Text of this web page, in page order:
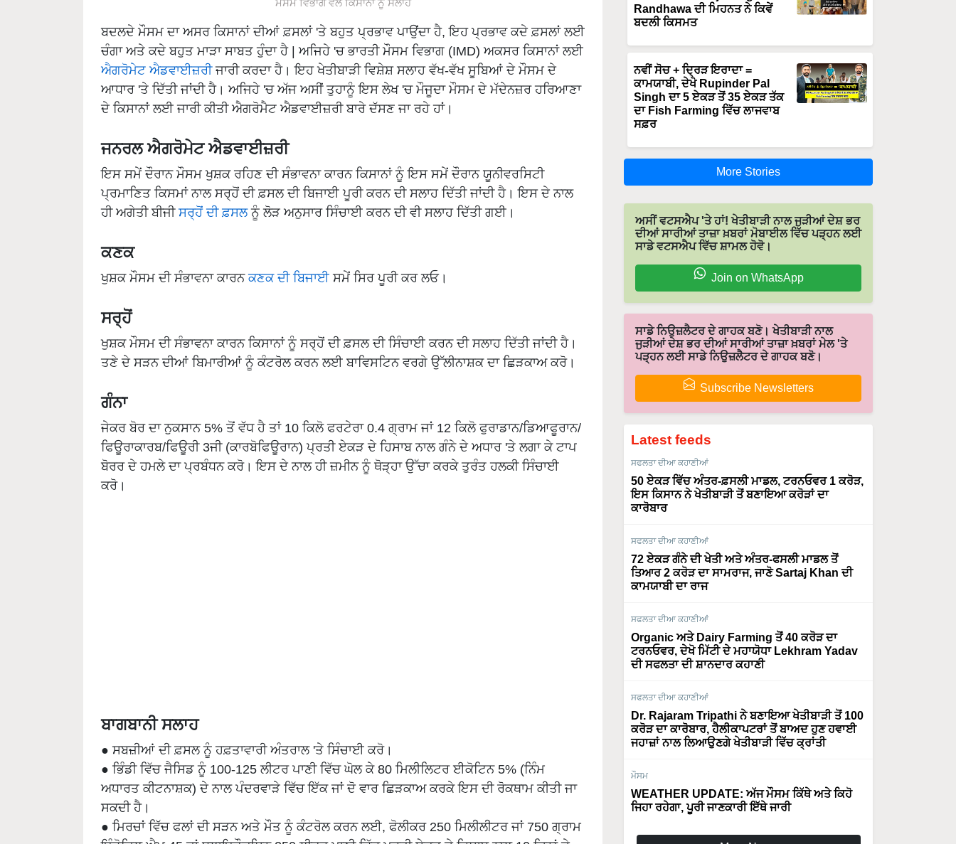
ਮੌਸਮ ਵਿਭਾਗ ਵੱਲੋਂ ਕਿਸਾਨਾਂ ਨੂੰ ਸਲਾਹ
ਬਦਲਦੇ ਮੌਸਮ ਦਾ ਅਸਰ ਕਿਸਾਨਾਂ ਦੀਆਂ ਫ਼ਸਲਾਂ 'ਤੇ ਬਹੁਤ ਪ੍ਰਭਾਵ ਪਾਉਂਦਾ ਹੈ, ਇਹ ਪ੍ਰਭਾਵ ਕਦੇ ਫ਼ਸਲਾਂ ਲਈ
ਚੰਗਾ ਅਤੇ ਕਦੇ ਬਹੁਤ ਮਾੜਾ ਸਾਬਤ ਹੁੰਦਾ ਹੈ | ਅਜਿਹੇ 'ਚ ਭਾਰਤੀ ਮੌਸਮ ਵਿਭਾਗ (IMD) ਅਕਸਰ ਕਿਸਾਨਾਂ ਲਈ
ਐਗਰੋਮੇਟ ਐਡਵਾਈਜ਼ਰੀਜਾਰੀ ਕਰਦਾ ਹੈ। ਇਹ ਖੇਤੀਬਾੜੀ ਵਿਸ਼ੇਸ਼ ਸਲਾਹ ਵੱਖ-ਵੱਖ ਸੂਬਿਆਂ ਦੇ ਮੌਸਮ ਦੇ
ਆਧਾਰ 'ਤੇ ਦਿੱਤੀ ਜਾਂਦੀ ਹੈ। ਅਜਿਹੇ 'ਚ ਅੱਜ ਅਸੀਂ ਤੁਹਾਨੂੰ ਇਸ ਲੇਖ 'ਚ ਮੌਜੂਦਾ ਮੌਸਮ ਦੇ ਮੱਦੇਨਜ਼ਰ ਹਰਿਆਣਾ
ਦੇ ਕਿਸਾਨਾਂ ਲਈ ਜਾਰੀ ਕੀਤੀ ਐਗਰੋਮੈਟ ਐਡਵਾਈਜ਼ਰੀ ਬਾਰੇ ਦੱਸਣ ਜਾ ਰਹੇ ਹਾਂ।
ਜਨਰਲ ਐਗਰੋਮੇਟ ਐਡਵਾਈਜ਼ਰੀ
ਇਸ ਸਮੇਂ ਦੌਰਾਨ ਮੌਸਮ ਖੁਸ਼ਕ ਰਹਿਣ ਦੀ ਸੰਭਾਵਨਾ ਕਾਰਨ ਕਿਸਾਨਾਂ ਨੂੰ ਇਸ ਸਮੇਂ ਦੌਰਾਨ ਯੂਨੀਵਰਸਿਟੀ
ਪ੍ਰਮਾਣਿਤ ਕਿਸਮਾਂ ਨਾਲ ਸਰ੍ਹੋਂ ਦੀ ਫ਼ਸਲ ਦੀ ਬਿਜਾਈ ਪੂਰੀ ਕਰਨ ਦੀ ਸਲਾਹ ਦਿੱਤੀ ਜਾਂਦੀ ਹੈ। ਇਸ ਦੇ ਨਾਲ
ਹੀ ਅਗੇਤੀ ਬੀਜੀਸਰ੍ਹੋਂ ਦੀ ਫ਼ਸਲਨੂੰ ਲੋੜ ਅਨੁਸਾਰ ਸਿੰਚਾਈ ਕਰਨ ਦੀ ਵੀ ਸਲਾਹ ਦਿੱਤੀ ਗਈ।
ਕਣਕ
ਖੁਸ਼ਕ ਮੌਸਮ ਦੀ ਸੰਭਾਵਨਾ ਕਾਰਨਕਣਕ ਦੀ ਬਿਜਾਈ ਸਮੇਂ ਸਿਰ ਪੂਰੀ ਕਰ ਲਓ।
ਸਰ੍ਹੋਂ
ਖੁਸ਼ਕ ਮੌਸਮ ਦੀ ਸੰਭਾਵਨਾ ਕਾਰਨ ਕਿਸਾਨਾਂ ਨੂੰ ਸਰ੍ਹੋਂ ਦੀ ਫ਼ਸਲ ਦੀ ਸਿੰਚਾਈ ਕਰਨ ਦੀ ਸਲਾਹ ਦਿੱਤੀ ਜਾਂਦੀ ਹੈ।
ਤਣੇ ਦੇ ਸੜਨ ਦੀਆਂ ਬਿਮਾਰੀਆਂ ਨੂੰ ਕੰਟਰੋਲ ਕਰਨ ਲਈ ਬਾਵਿਸਟਿਨ ਵਰਗੇ ਉੱਲੀਨਾਸ਼ਕ ਦਾ ਛਿੜਕਾਅ ਕਰੋ।
ਗੰਨਾ
ਜੇਕਰ ਬੋਰ ਦਾ ਨੁਕਸਾਨ 5% ਤੋਂ ਵੱਧ ਹੈ ਤਾਂ 10 ਕਿਲੋ ਫਰਟੇਰਾ 0.4 ਗ੍ਰਾਮ ਜਾਂ 12 ਕਿਲੋ ਫੁਰਾਡਾਨ/ਡਿਆਫੂਰਾਨ/
ਫਿਊਰਾਕਾਰਬ/ਫਿਊਰੀ 3ਜੀ (ਕਾਰਬੋਫਿਊਰਾਨ) ਪ੍ਰਤੀ ਏਕੜ ਦੇ ਹਿਸਾਬ ਨਾਲ ਗੰਨੇ ਦੇ ਅਧਾਰ 'ਤੇ ਲਗਾ ਕੇ ਟਾਪ
ਬੋਰਰ ਦੇ ਹਮਲੇ ਦਾ ਪ੍ਰਬੰਧਨ ਕਰੋ। ਇਸ ਦੇ ਨਾਲ ਹੀ ਜ਼ਮੀਨ ਨੂੰ ਥੋੜ੍ਹਾ ਉੱਚਾ ਕਰਕੇ ਤੁਰੰਤ ਹਲਕੀ ਸਿੰਚਾਈ
ਕਰੋ।
ਬਾਗਬਾਨੀ ਸਲਾਹ
● ਸਬਜ਼ੀਆਂ ਦੀ ਫ਼ਸਲ ਨੂੰ ਹਫ਼ਤਾਵਾਰੀ ਅੰਤਰਾਲ 'ਤੇ ਸਿੰਚਾਈ ਕਰੋ।
● ਭਿੰਡੀ ਵਿੱਚ ਜੈਸਿਡ ਨੂੰ 100-125 ਲੀਟਰ ਪਾਣੀ ਵਿੱਚ ਘੋਲ ਕੇ 80 ਮਿਲੀਲਿਟਰ ਈਕੋਟਿਨ 5% (ਨਿੰਮ
ਅਧਾਰਤ ਕੀਟਨਾਸ਼ਕ) ਦੇ ਨਾਲ ਪੰਦਰਵਾੜੇ ਵਿੱਚ ਇੱਕ ਜਾਂ ਦੋ ਵਾਰ ਛਿੜਕਾਅ ਕਰਕੇ ਇਸ ਦੀ ਰੋਕਥਾਮ ਕੀਤੀ ਜਾ
ਸਕਦੀ ਹੈ।
● ਮਿਰਚਾਂ ਵਿੱਚ ਫਲਾਂ ਦੀ ਸੜਨ ਅਤੇ ਮੌਤ ਨੂੰ ਕੰਟਰੋਲ ਕਰਨ ਲਈ, ਫੋਲੀਕਰ 250 ਮਿਲੀਲੀਟਰ ਜਾਂ 750 ਗ੍ਰਾਮ
Randhawa ਦੀ ਮਿਹਨਤ ਨੇ ਕਿਵੇਂ
ਬਦਲੀ ਕਿਸਮਤ
ਨਵੀਂ ਸੋਚ + ਦ੍ਰਿੜ ਇਰਾਦਾ =
ਕਾਮਯਾਬੀ, ਦੇਖੋ Rupinder Pal
Singh ਦਾ 5 ਏਕੜ ਤੋਂ 35 ਏਕੜ ਤੱਕ
ਦਾ Fish Farming ਵਿੱਚ ਲਾਜਵਾਬ
ਸਫ਼ਰ
More Stories
ਅਸੀਂ ਵਟਸਐਪ 'ਤੇ ਹਾਂ! ਖੇਤੀਬਾੜੀ ਨਾਲ ਜੁੜੀਆਂ ਦੇਸ਼ ਭਰ
ਦੀਆਂ ਸਾਰੀਆਂ ਤਾਜ਼ਾ ਖ਼ਬਰਾਂ ਮੋਬਾਈਲ ਵਿੱਚ ਪੜ੍ਹਨ ਲਈ
ਸਾਡੇ ਵਟਸਐਪ ਵਿੱਚ ਸ਼ਾਮਲ ਹੋਵੋ।
Join on WhatsApp
ਸਾਡੇ ਨਿਉਜ਼ਲੈਟਰ ਦੇ ਗਾਹਕ ਬਣੋ। ਖੇਤੀਬਾੜੀ ਨਾਲ
ਜੁੜੀਆਂ ਦੇਸ਼ ਭਰ ਦੀਆਂ ਸਾਰੀਆਂ ਤਾਜ਼ਾ ਖ਼ਬਰਾਂ ਮੇਲ 'ਤੇ
ਪੜ੍ਹਨ ਲਈ ਸਾਡੇ ਨਿਉਜ਼ਲੈਟਰ ਦੇ ਗਾਹਕ ਬਣੋ।
Subscribe Newsletters
Latest feeds
ਸਫਲਤਾ ਦੀਆ ਕਹਾਣੀਆਂ
50 ਏਕੜ ਵਿੱਚ ਅੰਤਰ-ਫ਼ਸਲੀ ਮਾਡਲ, ਟਰਨਓਵਰ 1 ਕਰੋੜ,
ਇਸ ਕਿਸਾਨ ਨੇ ਖੇਤੀਬਾੜੀ ਤੋਂ ਬਣਾਇਆ ਕਰੋੜਾਂ ਦਾ
ਕਾਰੋਬਾਰ
ਸਫਲਤਾ ਦੀਆ ਕਹਾਣੀਆਂ
72 ਏਕੜ ਗੰਨੇ ਦੀ ਖੇਤੀ ਅਤੇ ਅੰਤਰ-ਫਸਲੀ ਮਾਡਲ ਤੋਂ
ਤਿਆਰ 2 ਕਰੋੜ ਦਾ ਸਾਮਰਾਜ, ਜਾਣੋ Sartaj Khan ਦੀ
ਕਾਮਯਾਬੀ ਦਾ ਰਾਜ
ਸਫਲਤਾ ਦੀਆ ਕਹਾਣੀਆਂ
Organic ਅਤੇ Dairy Farming ਤੋਂ 40 ਕਰੋੜ ਦਾ
ਟਰਨਓਵਰ, ਦੇਖੋ ਮਿੱਟੀ ਦੇ ਮਹਾਯੋਧਾ Lekhram Yadav
ਦੀ ਸਫਲਤਾ ਦੀ ਸ਼ਾਨਦਾਰ ਕਹਾਣੀ
ਸਫਲਤਾ ਦੀਆ ਕਹਾਣੀਆਂ
Dr. Rajaram Tripathi ਨੇ ਬਣਾਇਆ ਖੇਤੀਬਾੜੀ ਤੋਂ 100
ਕਰੋੜ ਦਾ ਕਾਰੋਬਾਰ, ਹੈਲੀਕਾਪਟਰਾਂ ਤੋਂ ਬਾਅਦ ਹੁਣ ਹਵਾਈ
ਜਹਾਜ਼ਾਂ ਨਾਲ ਲਿਆਉਣਗੇ ਖੇਤੀਬਾੜੀ ਵਿੱਚ ਕ੍ਰਾਂਤੀ
ਮੌਸਮ
WEATHER UPDATE: ਅੱਜ ਮੌਸਮ ਕਿੱਥੇ ਅਤੇ ਕਿਹੋ
ਜਿਹਾ ਰਹੇਗਾ, ਪੂਰੀ ਜਾਣਕਾਰੀ ਇੱਥੇ ਜਾਰੀ